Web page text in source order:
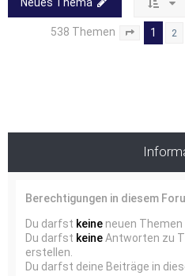
538 Themen Seite von
1 2
Berechtigungen in diesem
Du darfst keine neuen Themen
Du darfst keineAntworten zu
erstellen.
Du darfst deine Beiträge in